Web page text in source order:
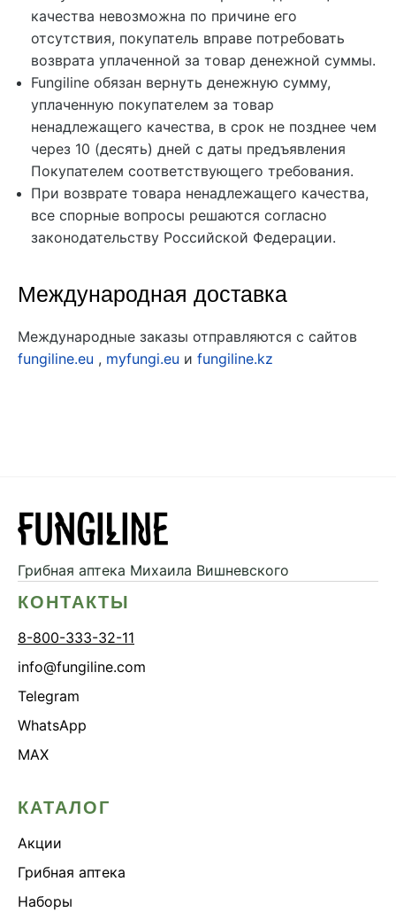
качества невозможна по причине его
отсутствия, покупатель вправе потребовать
возврата уплаченной за товар денежной суммы.
Fungiline обязан вернуть денежную сумму,
уплаченную покупателем за товар
ненадлежащего качества, в срок не позднее чем
через 10 (десять) дней с даты предъявления
Покупателем соответствующего требования.
При возврате товара ненадлежащего качества,
все спорные вопросы решаются согласно
законодательству Российской Федерации.
Международная доставка
Международные заказы отправляются с сайтов
fungiline.eu , myfungi.eu и fungiline.kz
Грибная аптека Михаила Вишневского
КОНТАКТЫ
8-800-333-32-11
info@fungiline.com
Telegram
WhatsApp
MAX
КАТАЛОГ
Акции
Грибная аптека
Наборы